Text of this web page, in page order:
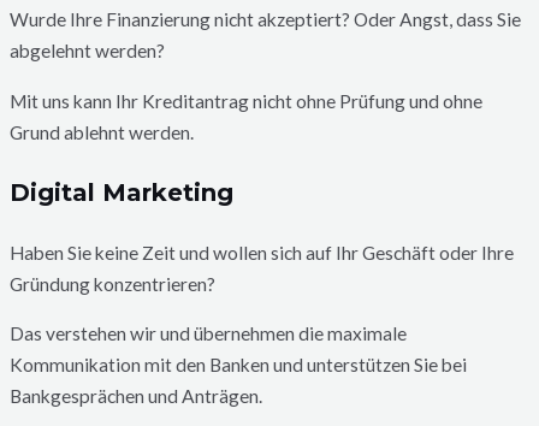
Wurde Ihre Finanzierung nicht akzeptiert? Oder Angst, dass Sie
abgelehnt werden?
Mit uns kann Ihr Kreditantrag nicht ohne Prüfung und ohne
Grund ablehnt werden.
Digital Marketing
Haben Sie keine Zeit und wollen sich auf Ihr Geschäft oder Ihre
Gründung konzentrieren?
Das verstehen wir und übernehmen die maximale
Kommunikation mit den Banken und unterstützen Sie bei
Bankgesprächen und Anträgen.​